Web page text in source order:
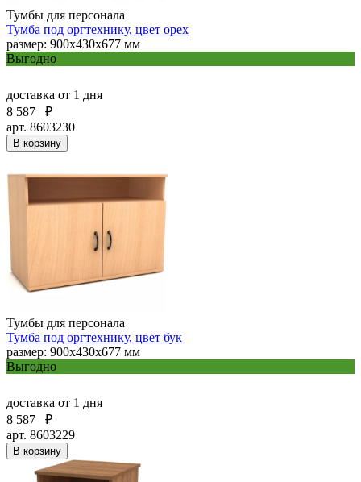
Тумбы для персонала
Тумба под оргтехнику, цвет орех
размер: 900х430х677 мм
Выгодно
доставка от 1 дня
8 587
₽
арт. 8603230
В корзину
Тумбы для персонала
Тумба под оргтехнику, цвет бук
размер: 900х430х677 мм
Выгодно
доставка от 1 дня
8 587
₽
арт. 8603229
В корзину